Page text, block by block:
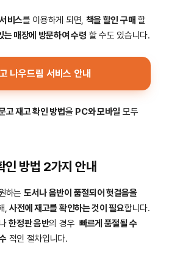
비스를 이용하게 되면, 책을 할인 구매 할
는 매장에 방문하여 수령 할 수도 있습니다.
나우드림 서비스 안내
고 재고 확인 방법을 PC와 모바일 모두
인 방법 2가지 안내
하는 도서나 음반이 품절되어 헛걸음을
,사전에 재고를 확인하는 것이 필요합니다.
나한정판 음반의 경우 빠르게 품절될 수
적인 절차입니다.